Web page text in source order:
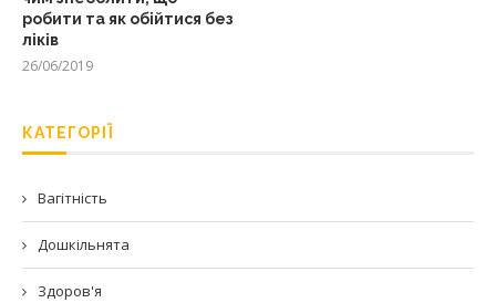
робити та як обійтися без
ліків
26/06/2019
КАТЕГОРІЇ
Вагітність
Дошкільнята
Здоров'я